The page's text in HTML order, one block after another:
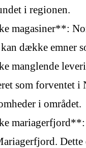
i regionen.
magasiner**:
dække emner
manglende
som forventet
i området.
mariagerfjord**:
Dette